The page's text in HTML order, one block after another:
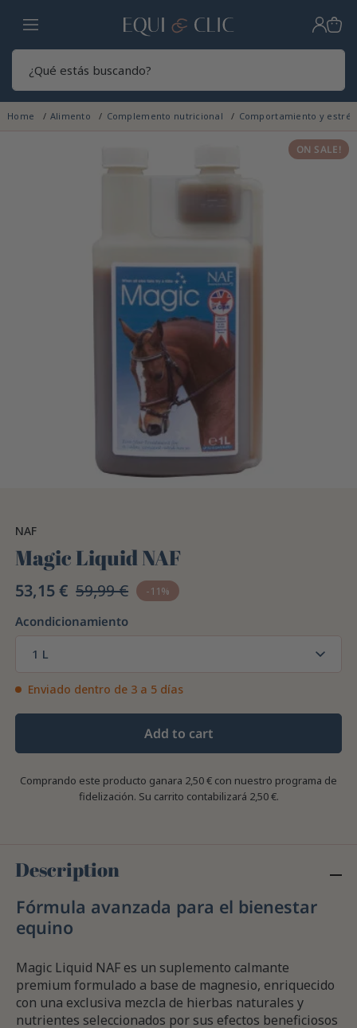
Hogar
Home Alimento Complemento nutricional Comportamiento y
ON SALE!
NAF
Magic Liquid NAF
53,15 € 59,99 € -11%
Acondicionamiento
1 L
Enviado dentro de 3 a 5 días
Add to cart
Comprando este producto ganara 2,50 € con nuestro programa de
fidelización. Su carrito contabilizará 2,50 €.
Description
Fórmula avanzada para el bienestar
equino
Magic Liquid NAF es un suplemento calmante
premium formulado a base de magnesio, enriquecido
con una exclusiva mezcla de hierbas naturales y
nutrientes seleccionados por sus efectos beneficiosos